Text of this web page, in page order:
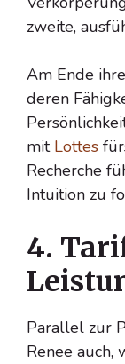
zweite,
Am Ende
deren
mit Lottes
Recherche
Intuition zu
4.
Parallel zur
Renee auch,